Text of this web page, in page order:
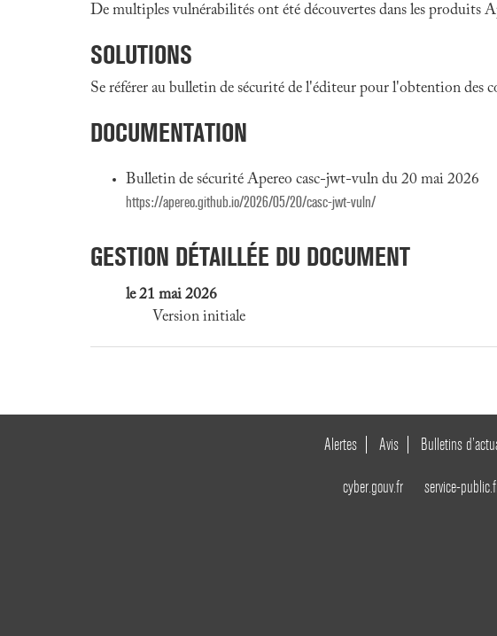
De multiples vulnérabilités ont été découvertes dans les produits
SOLUTIONS
Se référer au bulletin de sécurité de l'éditeur pour l'obtention des
DOCUMENTATION
Bulletin de sécurité Apereo casc-jwt-vuln du 20 mai 2026
https://apereo.github.io/2026/05/20/casc-jwt-vuln/
GESTION DÉTAILLÉE DU DOCUMENT
le 21 mai 2026
Version initiale
Alertes Avis Bulletins
cyber.gouv.fr service-